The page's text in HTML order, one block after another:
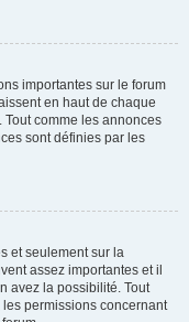
importantes sur le forum
en haut de chaque
comme les annonces
sont définies par les
et seulement sur la
assez importantes et il
avez la possibilité. Tout
permissions concernant